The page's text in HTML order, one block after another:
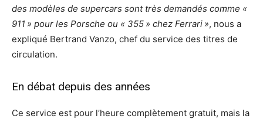
des modèles de supercars sont très demandés comme «
911 » pour les Porsche ou « 355 » chez Ferrari », nous a
expliqué Bertrand Vanzo, chef du service des titres de
circulation.
En débat depuis des années
Ce service est pour l’heure complètement gratuit, mais la